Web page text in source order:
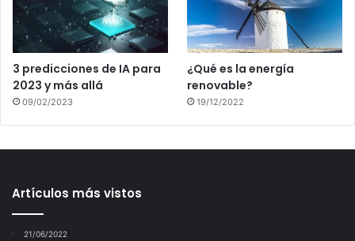
3 predicciones de IA para
2023 y más allá
09/02/2023
¿Qué es la energía
renovable?
19/12/2022
Artículos más vistos
21/06/2022